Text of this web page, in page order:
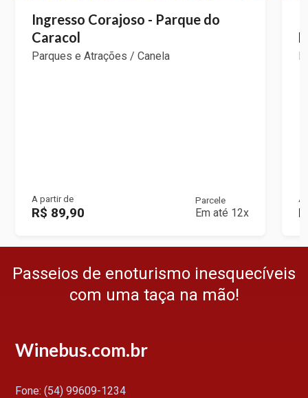
Ingresso Corajoso - Parque do
Caracol
Parques e Atrações / Canela
A partir de
R$ 89,90
Parcele
Em até 12x
A
Passeios de enoturismo inesquecíveis
com uma taça na mão!
Winebus.com.br
Fone: (54) 99609-1234